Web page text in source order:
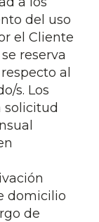
del uso
el Cliente
reserva
al
s. Los
solicitud
domicilio
de